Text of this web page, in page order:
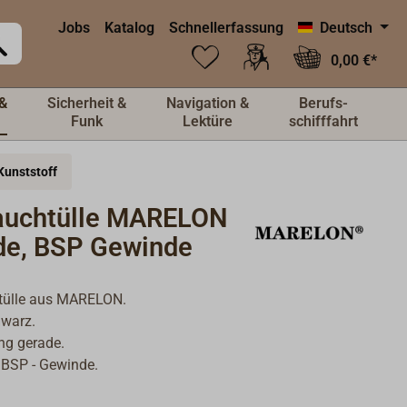
Jobs Katalog Schnellerfassung
Deutsch
0,00 €*
Sicherheit &
Funk
Navigation &
Lektüre
Berufs-
schifffahrt
MARELON
BSP Gewinde
aus MARELON.
gerade.
- Gewinde.